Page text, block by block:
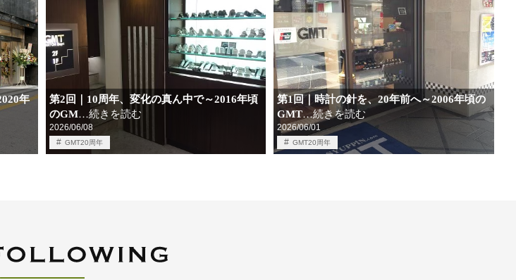
年 第2回｜10周年、変化の真ん中で～2016年頃
のGM…続きを読む
2026/06/08
GMT20周年
第1回｜時計の針を、20年前へ～2006年頃の
GMT…続きを読む
2026/06/01
GMT20周年